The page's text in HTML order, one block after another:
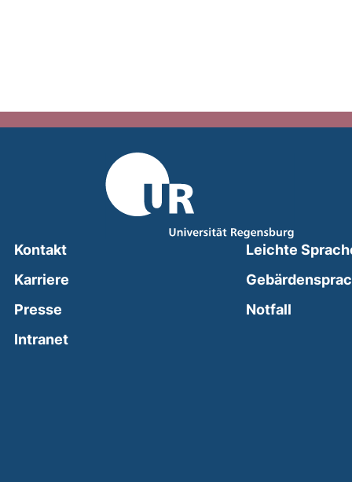
Kontakt
Karriere
Presse
Intranet(external link, opens in a new window)
Leichte
Notfall